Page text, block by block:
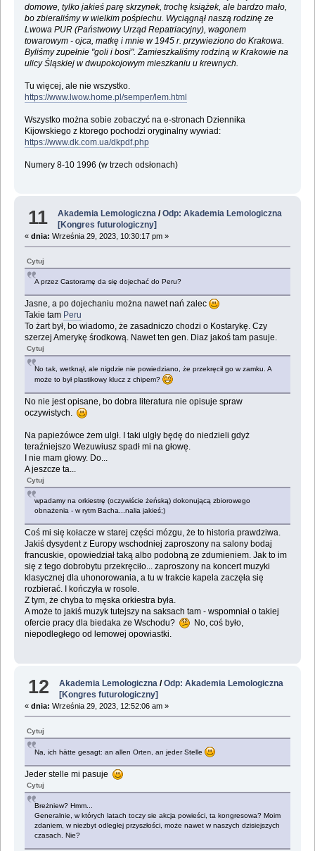
domowe, tylko jakieś parę skrzynek, trochę książek, ale bardzo mało,
bo zbieraliśmy w wielkim pośpiechu. Wyciągnął naszą rodzinę ze
Lwowa PUR (Państwowy Urząd Repatriacyjny), wagonem
towarowym - ojca, matkę i mnie w 1945 r. przywieziono do Krakowa.
Byliśmy zupełnie "goli i bosi". Zamieszkaliśmy rodziną w Krakowie na
ulicy Śląskiej w dwupokojowym mieszkaniu u krewnych.
Tu więcej, ale nie wszystko.
https://www.lwow.home.pl/semper/lem.html
Wszystko można sobie zobaczyć na e-stronach Dziennika
Kijowskiego z ktorego pochodzi oryginalny wywiad:
https://www.dk.com.ua/dkpdf.php
Numery 8-10 1996 (w trzech odsłonach)
11 Akademia Lemologiczna /Odp: Akademia Lemologiczna
[Kongres futurologiczny]
« dnia: Września 29, 2023, 10:30:17 pm »
Cytuj
A przez Castoramę da się dojechać do Peru?
Jasne, a po dojechaniu można nawet nań zalec
Takie tam Peru
To żart był, bo wiadomo, że zasadniczo chodzi o Kostarykę. Czy
szerzej Amerykę środkową. Nawet ten gen. Diaz jakoś tam pasuje.
Cytuj
No tak, wetknął, ale nigdzie nie powiedziano, że przekręcił go w zamku. A
może to był plastikowy klucz z chipem?
No nie jest opisane, bo dobra literatura nie opisuje spraw
oczywistych.
Na papieżówce żem ulgł. I taki ulgły będę do niedzieli gdyż
teraźniejszo Wezuwiusz spadł mi na głowę.
I nie mam głowy. Do...
A jeszcze ta...
Cytuj
wpadamy na orkiestrę (oczywiście żeńską) dokonującą zbiorowego
obnażenia - w rytm Bacha...nalia jakieś;)
Coś mi się kołacze w starej części mózgu, że to historia prawdziwa.
Jakiś dysydent z Europy wschodniej zaproszony na salony bodaj
francuskie, opowiedział taką albo podobną ze zdumieniem. Jak to im
się z tego dobrobytu przekręciło... zaproszony na koncert muzyki
klasycznej dla uhonorowania, a tu w trakcie kapela zaczęła się
rozbierać. I kończyła w rosole.
Z tym, że chyba to męska orkiestra była.
A może to jakiś muzyk tutejszy na saksach tam - wspomniał o takiej
ofercie pracy dla biedaka ze Wschodu?
No, coś było,
niepodległego od lemowej opowiastki.
12 Akademia Lemologiczna /Odp: Akademia Lemologiczna
[Kongres futurologiczny]
« dnia: Września 29, 2023, 12:52:06 am »
Cytuj
Na, ich hätte gesagt: an allen Orten, an jeder Stelle
Jeder stelle mi pasuje
Cytuj
Breżniew? Hmm...
Generalnie, w których latach toczy sie akcja powieści, ta kongresowa? Moim
zdaniem, w niezbyt odległej przyszłości, może nawet w naszych dzisiejszych
czasach. Nie?